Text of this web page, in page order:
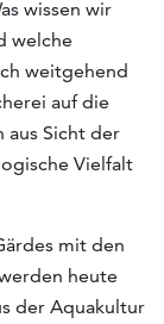
wissen wir
welche
weitgehend
auf die
aus Sicht der
Vielfalt
mit den
heute
der Aquakultur